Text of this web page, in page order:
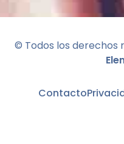
© Todos los derechos
Contacto